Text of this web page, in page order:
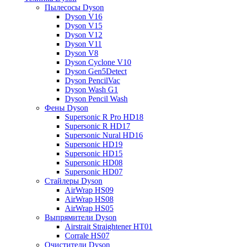
Пылесосы Dyson
Dyson V16
Dyson V15
Dyson V12
Dyson V11
Dyson V8
Dyson Cyclone V10
Dyson Gen5Detect
Dyson PencilVac
Dyson Wash G1
Dyson Pencil Wash
Фены Dyson
Supersonic R Pro HD18
Supersonic R HD17
Supersonic Nural HD16
Supersonic HD19
Supersonic HD15
Supersonic HD08
Supersonic HD07
Стайлеры Dyson
AirWrap HS09
AirWrap HS08
AirWrap HS05
Выпрямители Dyson
Airstrait Straightener HT01
Corrale HS07
Очистители Dyson